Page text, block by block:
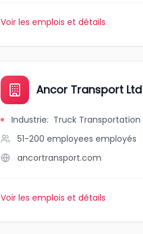
Voir les emplois et détails
Ancor Transport Ltd
Industrie: Truck Transportation
51-200 employees employés
ancortransport.com
Voir les emplois et détails